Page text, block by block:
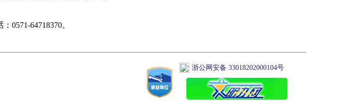
0571-64718370。
浙公网安备 33018202000104号